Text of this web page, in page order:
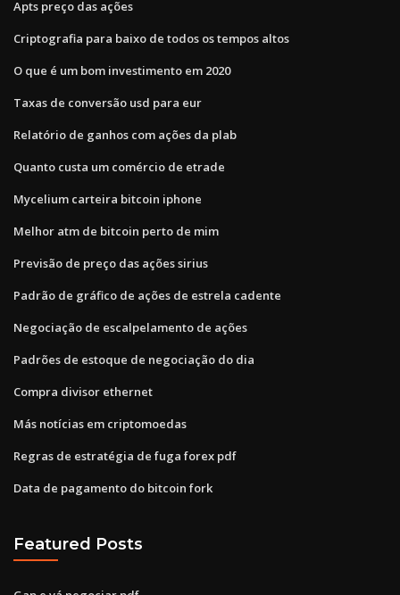
Apts preço das ações
Criptografia para baixo de todos os tempos altos
O que é um bom investimento em 2020
Taxas de conversão usd para eur
Relatório de ganhos com ações da plab
Quanto custa um comércio de etrade
Mycelium carteira bitcoin iphone
Melhor atm de bitcoin perto de mim
Previsão de preço das ações sirius
Padrão de gráfico de ações de estrela cadente
Negociação de escalpelamento de ações
Padrões de estoque de negociação do dia
Compra divisor ethernet
Más notícias em criptomoedas
Regras de estratégia de fuga forex pdf
Data de pagamento do bitcoin fork
Featured Posts